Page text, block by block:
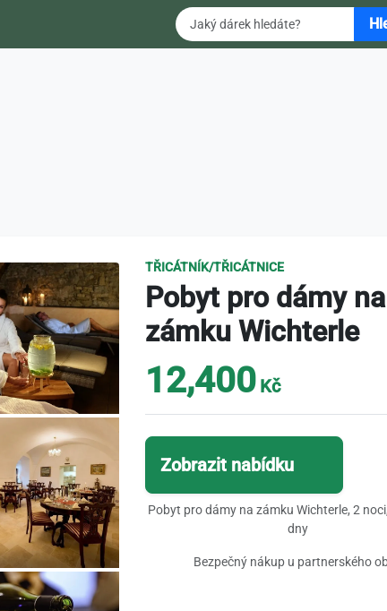
TŘICÁTNÍK/TŘICÁTNICE
Pobyt pro dámy na
zámku Wichterle
12,400 Kč
Zobrazit nabídku
Pobyt pro dámy na zámku Wichterle, 2
dny
Bezpečný nákup u partnerského